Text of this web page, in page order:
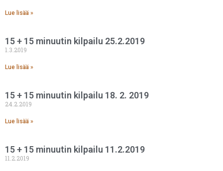
Lue lisää »
15 + 15 minuutin kilpailu 25.2.2019
1.3.2019
Lue lisää »
15 + 15 minuutin kilpailu 18. 2. 2019
24.2.2019
Lue lisää »
15 + 15 minuutin kilpailu 11.2.2019
11.2.2019